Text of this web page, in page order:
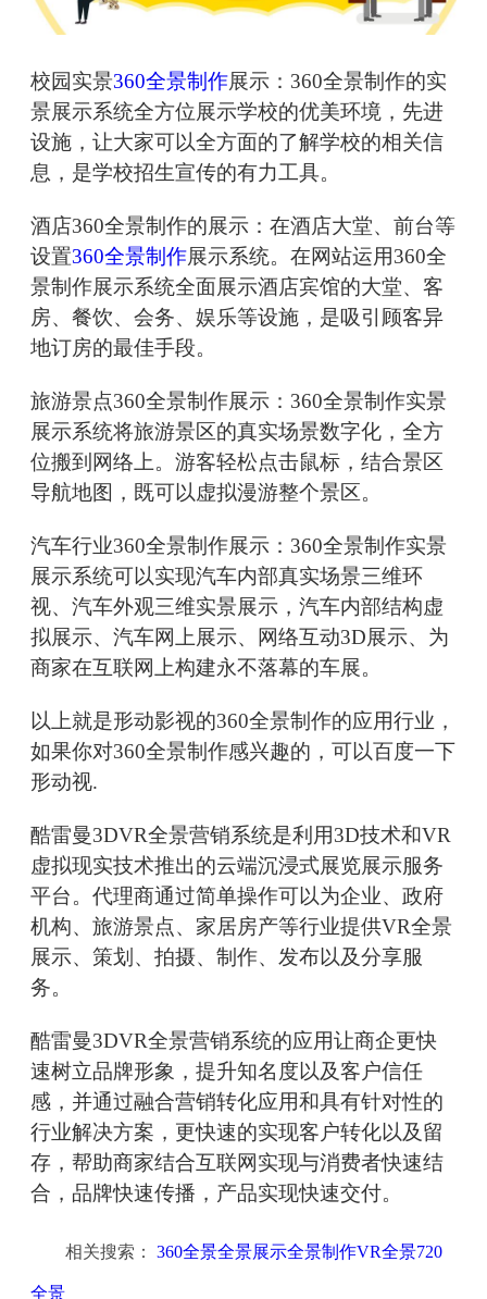
校园实景360全景制作展示：360全景制作的实
景展示系统全方位展示学校的优美环境，先进
设施，让大家可以全方面的了解学校的相关信
息，是学校招生宣传的有力工具。
酒店360全景制作的展示：在酒店大堂、前台等
设置360全景制作展示系统。在网站运用360全
景制作展示系统全面展示酒店宾馆的大堂、客
房、餐饮、会务、娱乐等设施，是吸引顾客异
地订房的最佳手段。
旅游景点360全景制作展示：360全景制作实景
展示系统将旅游景区的真实场景数字化，全方
位搬到网络上。游客轻松点击鼠标，结合景区
导航地图，既可以虚拟漫游整个景区。
汽车行业360全景制作展示：360全景制作实景
展示系统可以实现汽车内部真实场景三维环
视、汽车外观三维实景展示，汽车内部结构虚
拟展示、汽车网上展示、网络互动3D展示、为
商家在互联网上构建永不落幕的车展。
以上就是形动影视的360全景制作的应用行业，
如果你对360全景制作感兴趣的，可以百度一下
形动视.
酷雷曼3DVR全景营销系统是利用3D技术和VR
虚拟现实技术推出的云端沉浸式展览展示服务
平台。代理商通过简单操作可以为企业、政府
机构、旅游景点、家居房产等行业提供VR全景
展示、策划、拍摄、制作、发布以及分享服
务。
酷雷曼3DVR全景营销系统的应用让商企更快
速树立品牌形象，提升知名度以及客户信任
感，并通过融合营销转化应用和具有针对性的
行业解决方案，更快速的实现客户转化以及留
存，帮助商家结合互联网实现与消费者快速结
合，品牌快速传播，产品实现快速交付。
相关搜索： 360全景全景展示全景制作VR全景720
全景